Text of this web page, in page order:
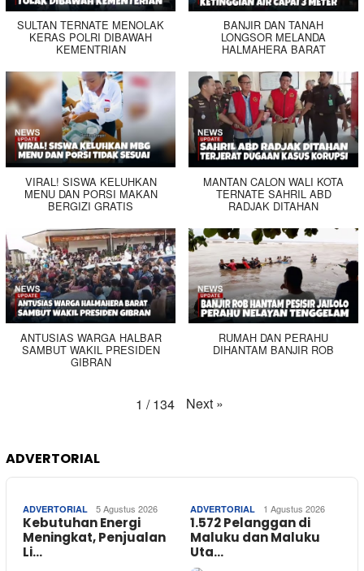
SULTAN TERNATE MENOLAK
KERAS POLRI DIBAWAH
KEMENTRIAN
BANJIR DAN TANAH
LONGSOR MELANDA
HALMAHERA BARAT
VIRAL! SISWA KELUHKAN
MENU DAN PORSI MAKAN
BERGIZI GRATIS
MANTAN CALON WALI KOTA
TERNATE SAHRIL ABD
RADJAK DITAHAN
ANTUSIAS WARGA HALBAR
SAMBUT WAKIL PRESIDEN
GIBRAN
RUMAH DAN PERAHU
DIHANTAM BANJIR ROB
1 / 134 Next »
ADVERTORIAL
ADVERTORIAL 5 Agustus 2026
Kebutuhan Energi
Meningkat, Penjualan
Li…
ADVERTORIAL 1 Agustus 2026
1.572 Pelanggan di
Maluku dan Maluku
Uta…